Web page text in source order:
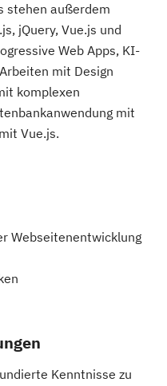
stehen außerdem
jQuery, Vue.js und
Web Apps, KI-
mit Design
komplexen
mit
Vue.js.
Webseitenentwicklung
Kenntnisse zu